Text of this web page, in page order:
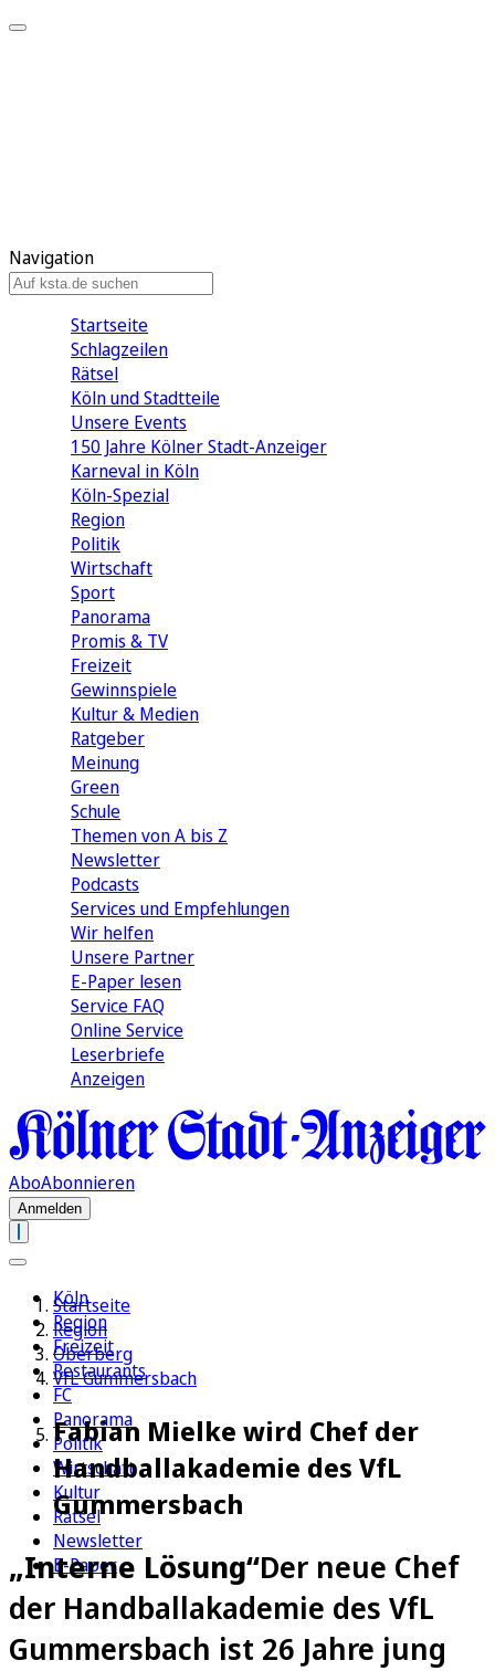
Navigation
Startseite
Schlagzeilen
Rätsel
Köln und Stadtteile
Unsere Events
150 Jahre Kölner Stadt-Anzeiger
Karneval in Köln
Köln-Spezial
Region
Politik
Wirtschaft
Sport
Panorama
Promis & TV
Freizeit
Gewinnspiele
Kultur & Medien
Ratgeber
Meinung
Green
Schule
Themen von A bis Z
Newsletter
Podcasts
Services und Empfehlungen
Wir helfen
Unsere Partner
E-Paper lesen
Service FAQ
Online Service
Leserbriefe
Anzeigen
AboAbonnieren
Anmelden
Köln
Region
Freizeit
Restaurants
FC
Panorama
Politik
Wirtschaft
Kultur
Rätsel
Newsletter
E-Paper
Startseite
Region
Oberberg
VfL Gummersbach
Fabian Mielke wird Chef der
Handballakademie des VfL
Gummersbach
„Interne Lösung“Der neue Chef
der Handballakademie des VfL
Gummersbach ist 26 Jahre jung